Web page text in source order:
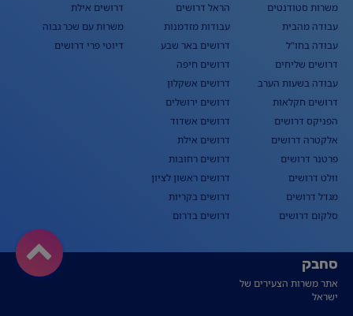
משרות סטודנטים
עבודה מהבית
עבודה בחו"ל
דרושים שליחים
עבודה בשעות הערב
דרושים חקלאות
הפניקס דרושים
אלקטרה דרושים
פרטנר דרושים
וולט דרושים
מגדל דרושים
סלקום דרושים
הראל דרושים
עבודות מזדמנות
דרושים באר שבע
דרושים חיפה
דרושים אשקלון
דרושים ירושלים
דרושים אשדוד
דרושים אילת
דרושים רחובות
דרושים ראשון לציון
דרושים בקריות
דרושים בדרום
דרושים אילת
משרות עם שכר גבוה
דיוטי פרי דרושים
סחבק
אתר משרות הצעירים של
ישראל